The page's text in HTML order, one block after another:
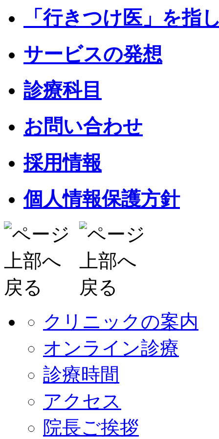
「行きつけ医」を指
サービスの発想
診療科目
お問い合わせ
採用情報
個人情報保護方針
クリニックの案内
オンライン診療
診療時間
アクセス
院長ご挨拶